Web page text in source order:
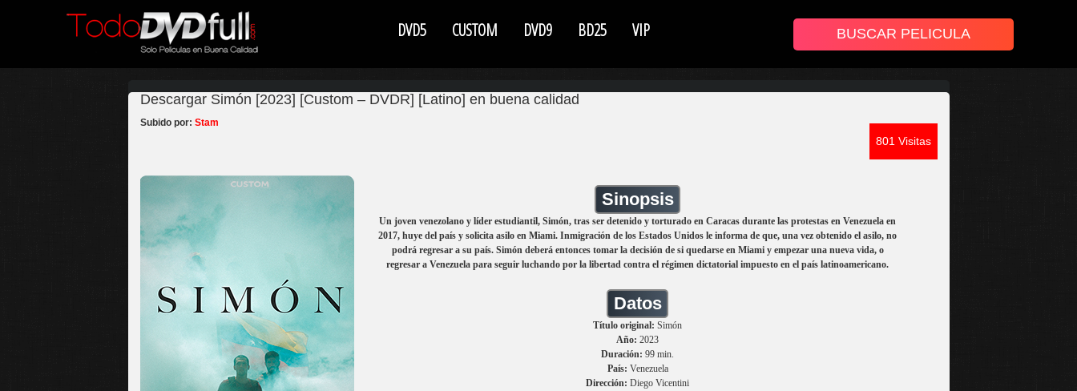
DVD5 CUSTOM DVD9 BD25 VIP
Descargar Simón [2023] [Custom – DVDR] [Latino] en buena calidad
801 Visitas
Subido por: Stam
Sinopsis
Un joven venezolano y líder estudiantil, Simón, tras ser detenido y torturado en Caracas durante las protestas en Venezuela en
2017, huye del país y solicita asilo en Miami. Inmigración de los Estados Unidos le informa de que, una vez obtenido el asilo, no
podrá regresar a su país. Simón deberá entonces tomar la decisión de si quedarse en Miami y empezar una nueva vida, o
regresar a Venezuela para seguir luchando por la libertad contra el régimen dictatorial impuesto en el país latinoamericano.
Datos
Título original: Simón
Año: 2023
Duración: 99 min.
País: Venezuela
Dirección: Diego Vicentini